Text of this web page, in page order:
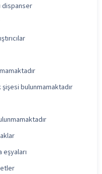
dispanser
şişesi bulunmamaktadır
eşyaları